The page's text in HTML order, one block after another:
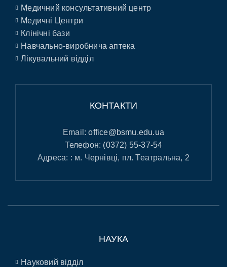
Медичний консультативний центр
Медичні Центри
Клінічні бази
Навчально-виробнича аптека
Лікувальний відділ
КОНТАКТИ
Email:office@bsmu.edu.ua
Телефон: (0372) 55-37-54
Адреса: : м. Чернівці, пл. Театральна, 2
НАУКА
Науковий відділ